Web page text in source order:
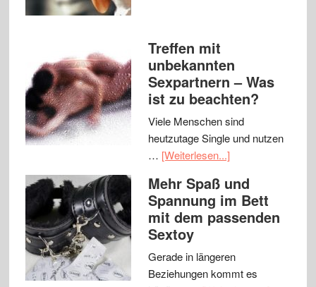
Treffen mit
unbekannten
Sexpartnern – Was
ist zu beachten?
Viele Menschen sind
heutzutage Single und nutzen
… [Weiterlesen...]
Mehr Spaß und
Spannung im Bett
mit dem passenden
Sextoy
Gerade in längeren
Beziehungen kommt es